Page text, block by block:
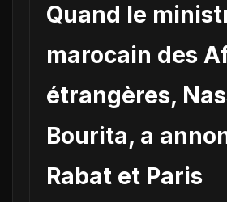
Quand le
marocain des
étrangères,
Bourita, a
Rabat et Paris